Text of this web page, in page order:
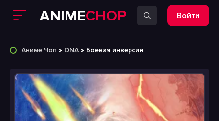
ANIMECHOP Войти
Аниме Чоп » ONA» Боевая инверсия